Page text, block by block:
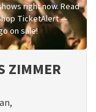
right now. Read
TicketAlert —
on sale!
ZIMMER